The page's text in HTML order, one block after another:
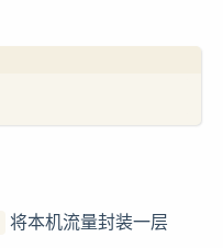
将本机流量封装一层